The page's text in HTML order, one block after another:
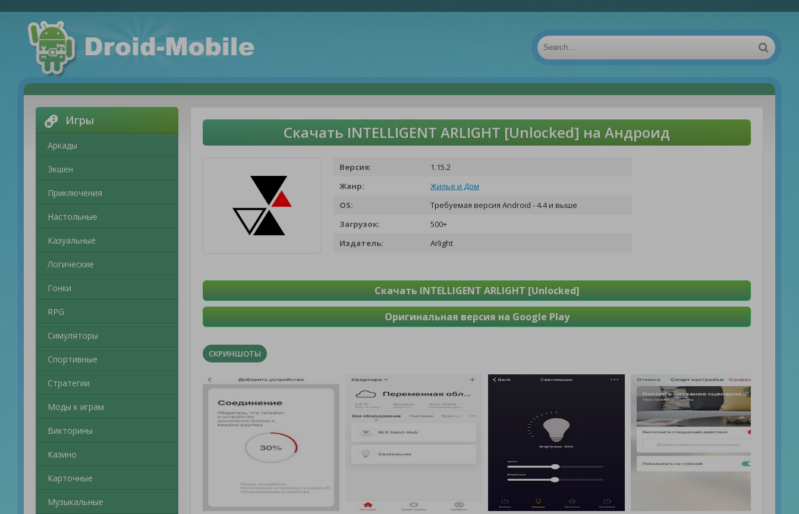
Игры
Аркады
Экшен
Приключения
Настольные
Казуальные
Логические
Гонки
RPG
Симуляторы
Спортивные
Стратегии
Моды к играм
Викторины
Казино
Карточные
Музыкальные
Скачать INTELLIGENT ARLIGHT [Unlocked] на Андроид
Версия:
1.15.2
Жанр:
Жилье и Дом
OS:
Требуемая версия Android - 4.4 и выше
Загрузок:
500+
Издатель:
Arlight
Скачать INTELLIGENT ARLIGHT [Unlocked]
Оригинальная версия на Google Play
СКРИНШОТЫ